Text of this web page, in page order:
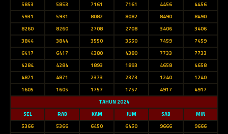
5853
5853 7161 7161 4456
4456
5931
5931 8082 8082 8490
8490
8260
8260 2708 2708 3406
3406
3844
3844 3550 3550 7459
7459
6417
6417 4380 4380 7733
7733
4284
4284 1893 1893 4658
4658
4871
4871 2373 2373 1240
1240
1605
1605 1757 1757 4917
4917
TAHUN 2024
SEL
RAB KAM JUM SAB
MIN
5366
5366 6450 6450 9666
9666